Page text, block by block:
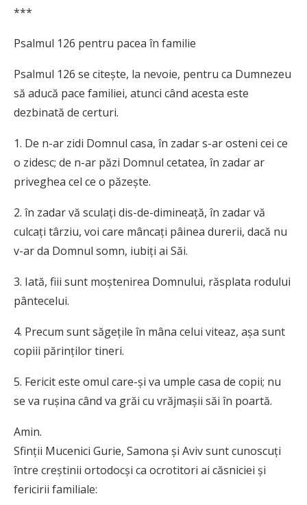
***
Psalmul 126 pentru pacea în familie
Psalmul 126 se citeşte, la nevoie, pentru ca Dumnezeu
să aducă pace familiei, atunci când acesta este
dezbinată de certuri.
1. De n-ar zidi Domnul casa, în zadar s-ar osteni cei ce
o zidesc; de n-ar păzi Domnul cetatea, în zadar ar
priveghea cel ce o păzeşte.
2. în zadar vă sculaţi dis-de-dimineaţă, în zadar vă
culcaţi târziu, voi care mâncaţi pâinea durerii, dacă nu
v-ar da Domnul somn, iubiţi ai Săi.
3. Iată, fiii sunt moştenirea Domnului, răsplata rodului
pântecelui.
4. Precum sunt săgeţile în mâna celui viteaz, aşa sunt
copiii părinţilor tineri.
5. Fericit este omul care-şi va umple casa de copii; nu
se va ruşina când va grăi cu vrăjmaşii săi în poartă.
Amin.
Sfinţii Mucenici Gurie, Samona şi Aviv sunt cunoscuţi
între creştinii ortodocşi ca ocrotitori ai căsniciei şi
fericirii familiale: